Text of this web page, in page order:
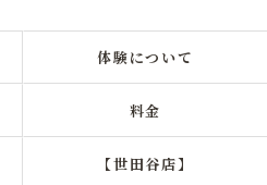
体験について
料金
【世田谷店】